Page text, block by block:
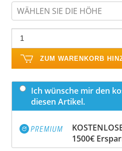
WÄHLEN SIE DIE HÖHE
ZUM WARENKORB
Ich wünsche mir den
diesen Artikel.
1500€